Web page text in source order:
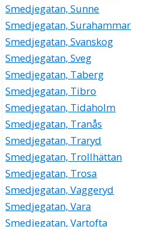
Smedjegatan, Sunne
Smedjegatan, Surahammar
Smedjegatan, Svanskog
Smedjegatan, Sveg
Smedjegatan, Taberg
Smedjegatan, Tibro
Smedjegatan, Tidaholm
Smedjegatan, Tranås
Smedjegatan, Traryd
Smedjegatan, Trollhättan
Smedjegatan, Trosa
Smedjegatan, Vaggeryd
Smedjegatan, Vara
Smedjegatan, Vartofta